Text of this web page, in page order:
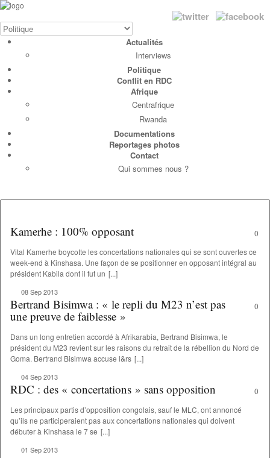
Actualités
Interviews
Politique
Conflit en RDC
Afrique
Centrafrique
Rwanda
Documentations
Reportages photos
Contact
Qui sommes nous ?
Kamerhe : 100% opposant
0
Vital Kamerhe boycotte les concertations nationales qui se sont ouvertes ce
week-end à Kinshasa. Une façon de se positionner en opposant intégral au
président Kabila dont il fut un [...]
08 Sep 2013
Bertrand Bisimwa : « le repli du M23 n’est pas
une preuve de faiblesse »
0
Dans un long entretien accordé à Afrikarabia, Bertrand Bisimwa, le
président du M23 revient sur les raisons du retrait de la rébellion du Nord de
Goma. Bertrand Bisimwa accuse l&rs [...]
04 Sep 2013
RDC : des « concertations » sans opposition
0
Les principaux partis d’opposition congolais, sauf le MLC, ont annoncé
qu’ils ne participeraient pas aux concertations nationales qui doivent
débuter à Kinshasa le 7 se [...]
01 Sep 2013